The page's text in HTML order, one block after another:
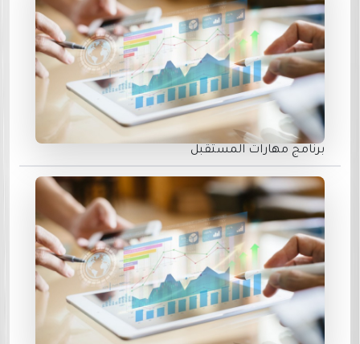
برنامج مهارات المستقبل